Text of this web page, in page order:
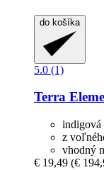
do košíka
5.0 (1)
Terra
indigová
z
vhodný
€ 19,49 (€